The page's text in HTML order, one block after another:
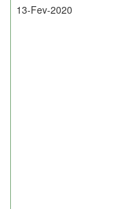
13-Fev-2020